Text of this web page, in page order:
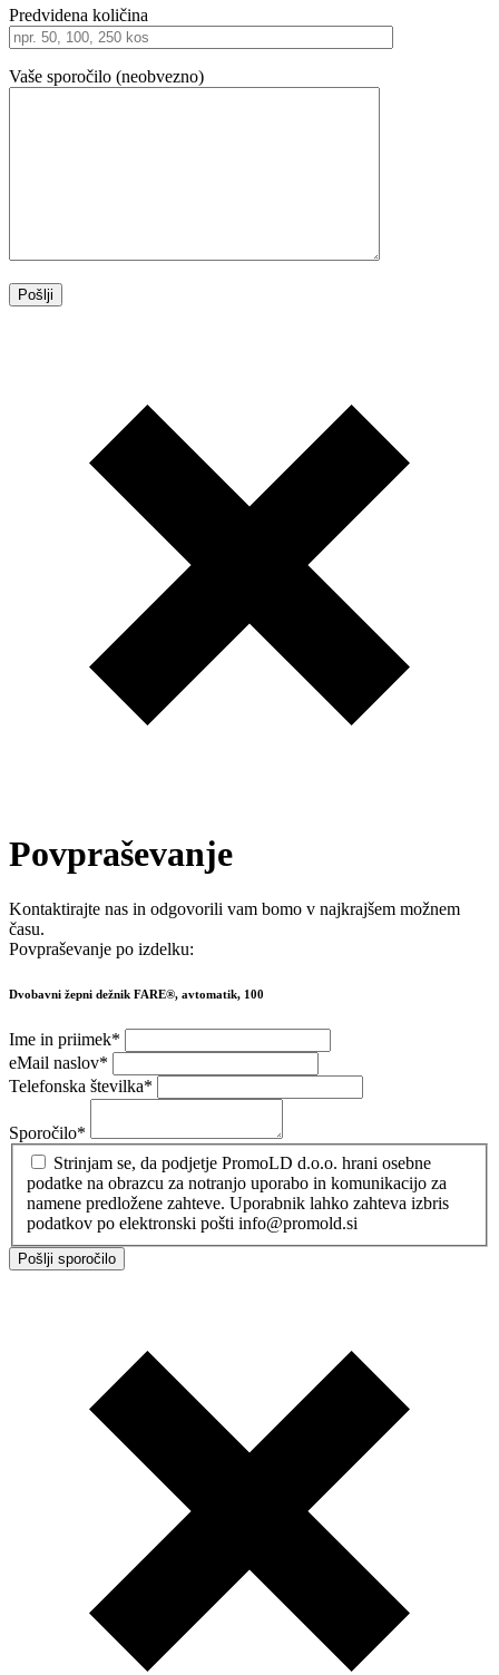
Predvidena količina
Vaše sporočilo (neobvezno)
Povpraševanje
Kontaktirajte nas in odgovorili vam bomo v najkrajšem možnem
času.
Povpraševanje po izdelku:
Dvobavni žepni dežnik FARE®, avtomatik, 100
Ime in priimek*
eMail naslov*
Telefonska številka*
Sporočilo*
Strinjam se, da podjetje PromoLD d.o.o. hrani osebne
podatke na obrazcu za notranjo uporabo in komunikacijo za
namene predložene zahteve. Uporabnik lahko zahteva izbris
podatkov po elektronski pošti info@promold.si
Pošlji sporočilo